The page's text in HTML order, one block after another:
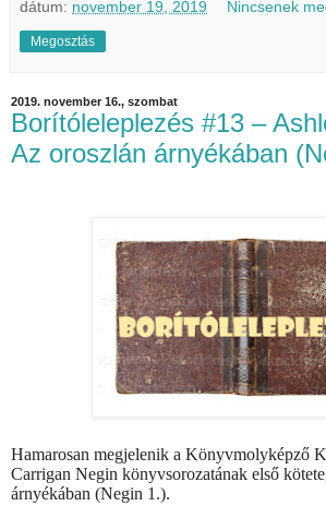
dátum: november 19, 2019 Nincsenek
Megosztás
2019. november 16., szombat
Borítóleleplezés #13 –
Az oroszlán árnyékában
Hamarosan megjelenik a Könyvmolyképző
Carrigan Negin könyvsorozatának első
árnyékában (Negin 1.).